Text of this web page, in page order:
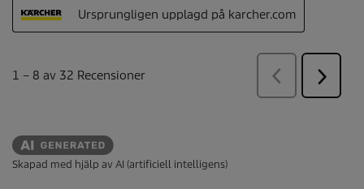
Skapad med hjälp av AI (artificiell intelligens)